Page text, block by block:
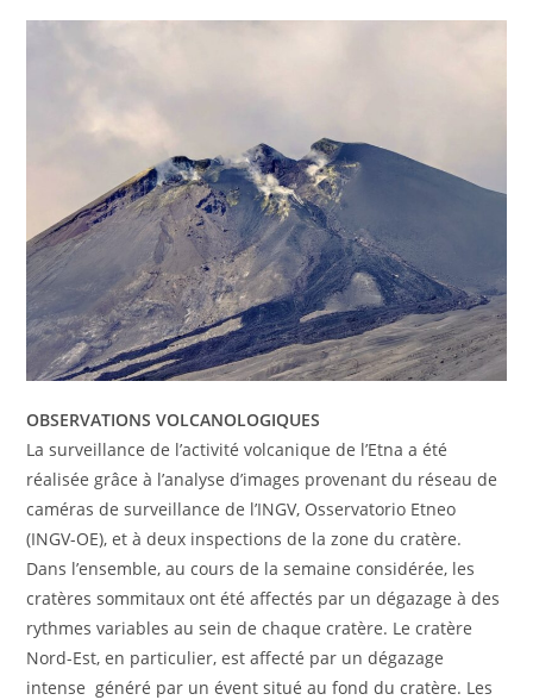
OBSERVATIONS VOLCANOLOGIQUES
La surveillance de l’activité volcanique de l’Etna a été
réalisée grâce à l’analyse d’images provenant du réseau de
caméras de surveillance de l’INGV, Osservatorio Etneo
(INGV-OE), et à deux inspections de la zone du cratère.
Dans l’ensemble, au cours de la semaine considérée, les
cratères sommitaux ont été affectés par un dégazage à des
rythmes variables au sein de chaque cratère. Le cratère
Nord-Est, en particulier, est affecté par un dégazage
intense généré par un évent situé au fond du cratère. Les